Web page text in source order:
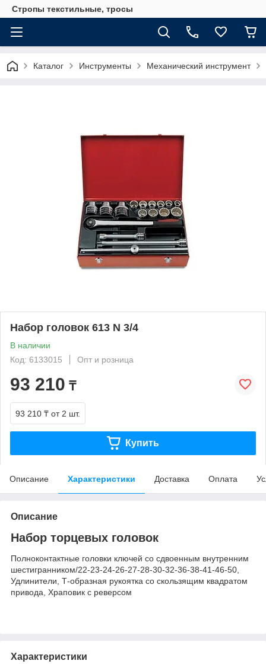
Стропы текстильные, тросы
Каталог Инструменты Механический инструмент
Набор головок 613 N 3/4
В наличии
Код: 6133015
Опт и розница
93 210 ₸
93 210 ₸ от 2 шт.
Купить
Описание Характеристики Доставка Оплата
Описание
Набор торцевых головок
Полноконтактные головки ключей со сдвоенным внутренним
шестигранником/22-23-24-26-27-28-30-32-36-38-41-46-50,
Удлинители, Т-образная рукоятка со скользящим квадратом
привода, Храповик с реверсом
Характеристики